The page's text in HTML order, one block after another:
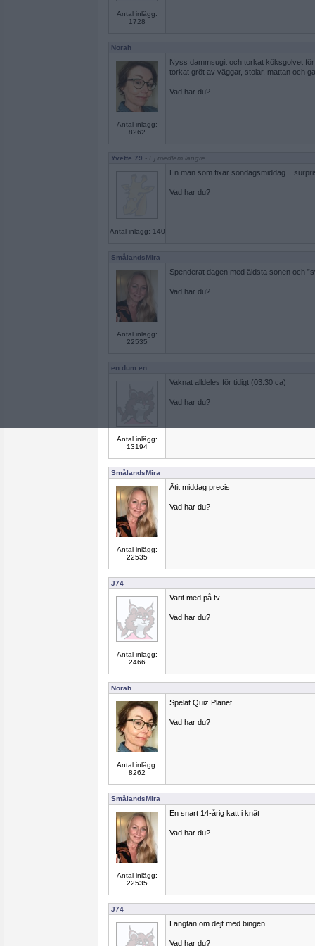
Antal inlägg:
1728
Norah
Antal inlägg:
8262
Nyss dammsugit och torkat köksgolvet
torkat gröt av väggar, stolar, mattan och
Vad har du?
Yvette 79 - Ej medlem längre
Antal inlägg: 140
En man som fixar söndagsmiddag...
Vad har du?
SmålandsMira
Antal inlägg:
22535
Spenderat dagen med äldsta sonen och
Vad har du?
en dum en
Antal inlägg:
13194
Vaknat alldeles för tidigt (03.30 ca)
Vad har du?
SmålandsMira
Antal inlägg:
22535
Ätit middag precis
Vad har du?
J74
Antal inlägg:
2466
Varit med på tv.
Vad har du?
Norah
Antal inlägg:
8262
Spelat Quiz Planet
Vad har du?
SmålandsMira
Antal inlägg:
22535
En snart 14-årig katt i knät
Vad har du?
J74
Längtan om dejt med bingen.
Vad har du?